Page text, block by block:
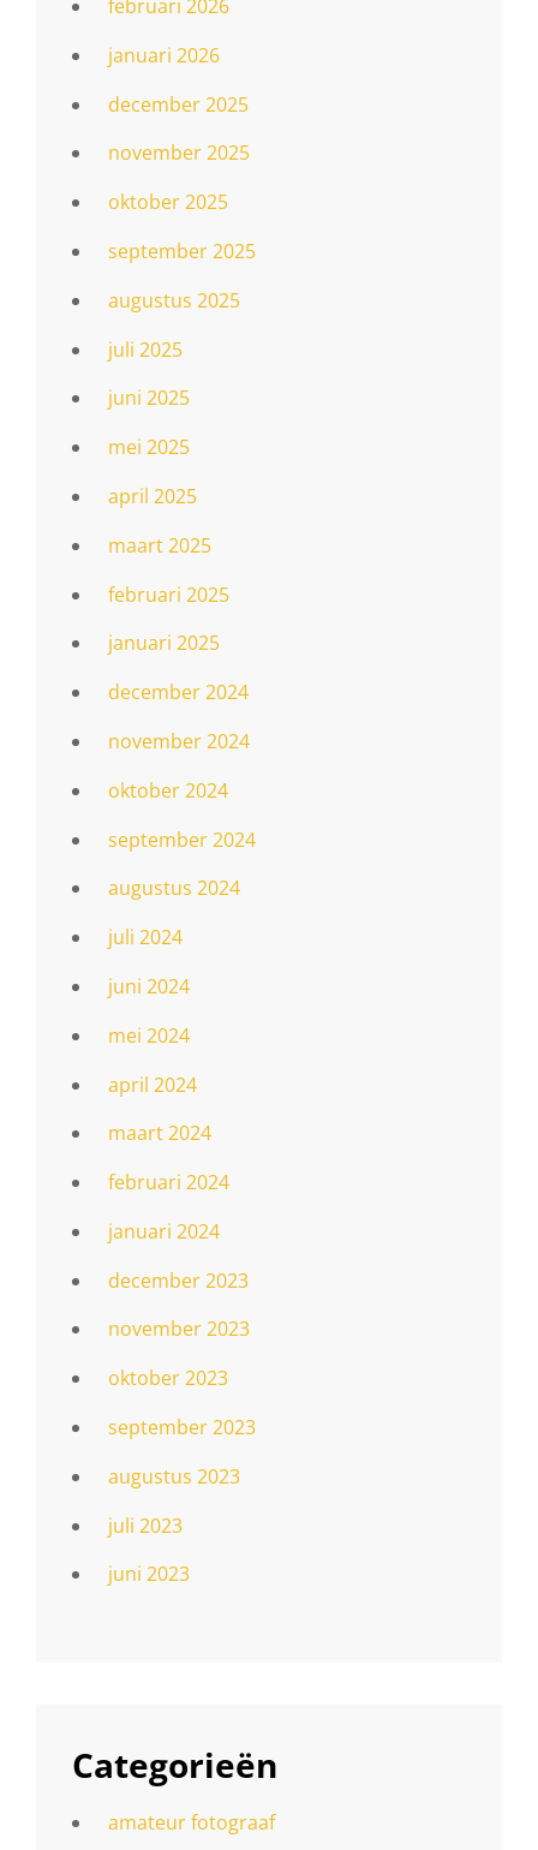
februari 2026
januari 2026
december 2025
november 2025
oktober 2025
september 2025
augustus 2025
juli 2025
juni 2025
mei 2025
april 2025
maart 2025
februari 2025
januari 2025
december 2024
november 2024
oktober 2024
september 2024
augustus 2024
juli 2024
juni 2024
mei 2024
april 2024
maart 2024
februari 2024
januari 2024
december 2023
november 2023
oktober 2023
september 2023
augustus 2023
juli 2023
juni 2023
Categorieën
amateur fotograaf